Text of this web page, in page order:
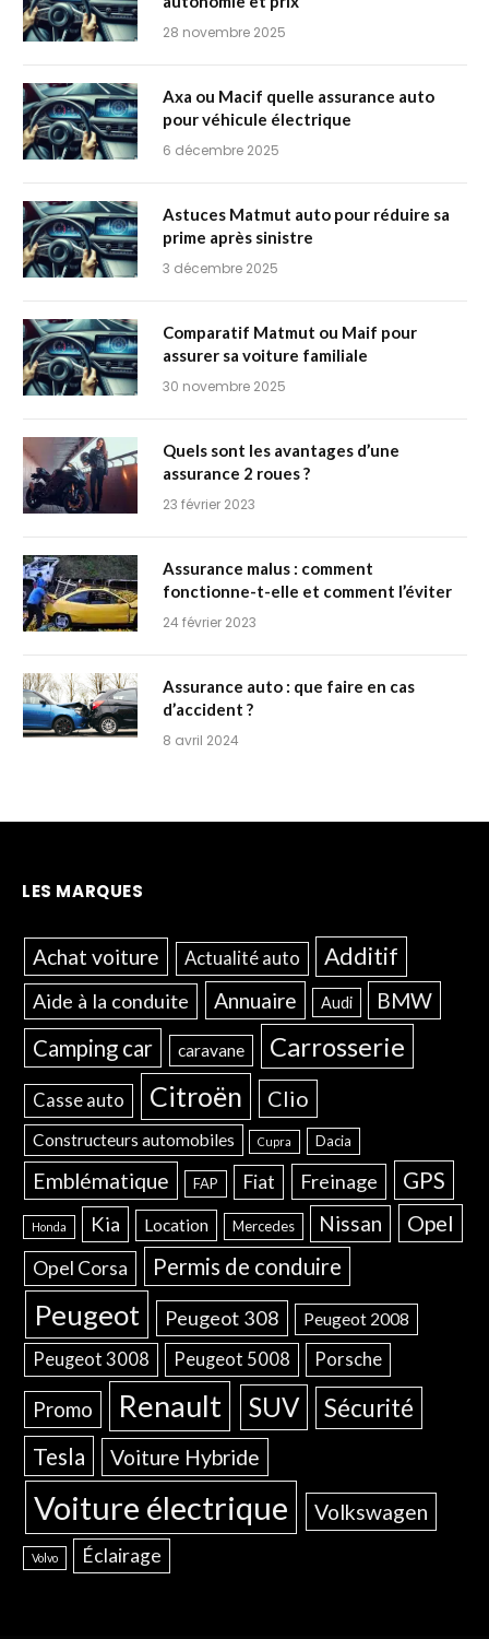
28 novembre 2025
Axa ou Macif quelle assurance auto
pour véhicule électrique
6 décembre 2025
Astuces Matmut auto pour réduire sa
prime après sinistre
3 décembre 2025
Comparatif Matmut ou Maif pour
assurer sa voiture familiale
30 novembre 2025
Quels sont les avantages d’une
assurance 2 roues ?
23 février 2023
Assurance malus : comment
fonctionne-t-elle et comment l’éviter
24 février 2023
Assurance auto : que faire en cas
d’accident ?
8 avril 2024
LES MARQUES
Achat voiture Actualité auto Additif
Aide à la conduite Annuaire Audi BMW
Camping car caravane Carrosserie
Casse auto Citroën Clio
Constructeurs automobiles Cupra Dacia
Emblématique FAP Fiat Freinage GPS
Honda Kia Location Mercedes Nissan Opel
Opel Corsa Permis de conduire
Peugeot Peugeot 308 Peugeot 2008
Peugeot 3008 Peugeot 5008 Porsche
Promo Renault SUV Sécurité
Tesla Voiture Hybride
Voiture électrique Volkswagen
Volvo Éclairage